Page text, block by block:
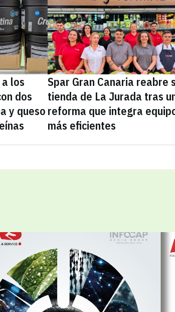
los
dos
y queso
Spar Gran Canaria reabre
tienda de La Jurada tras
reforma que integra
más eficientes